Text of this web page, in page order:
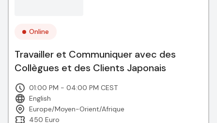
Online
Travailler et Communiquer avec des
Collègues et des Clients Japonais
01:00 PM - 04:00 PM CEST
English
Europe/Moyen-Orient/Afrique
450 Euro